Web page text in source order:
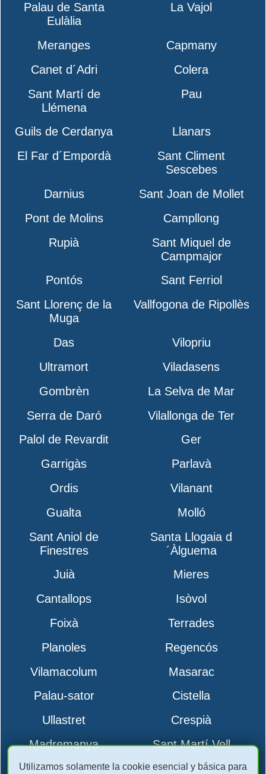
Palau de Santa
Eulàlia
La Vajol
Meranges
Capmany
Canet d´Adri
Colera
Sant Martí de
Llémena
Pau
Guils de Cerdanya
Llanars
El Far d´Empordà
Sant Climent
Sescebes
Darnius
Sant Joan de Mollet
Pont de Molins
Campllong
Rupià
Sant Miquel de
Campmajor
Pontós
Sant Ferriol
Sant Llorenç de la
Muga
Vallfogona de Ripollès
Das
Vilopriu
Ultramort
Viladasens
Gombrèn
La Selva de Mar
Serra de Daró
Vilallonga de Ter
Palol de Revardit
Ger
Garrigàs
Parlavà
Ordis
Vilanant
Gualta
Molló
Sant Aniol de
Finestres
Santa Llogaia d
´Àlguema
Juià
Mieres
Cantallops
Isòvol
Foixà
Terrades
Planoles
Regencós
Vilamacolum
Masarac
Palau-sator
Cistella
Ullastret
Crespià
Madremanya
Sant Martí Vell
Boadella i les
Ogassa
Utilizamos solamente la cookie esencial y básica para